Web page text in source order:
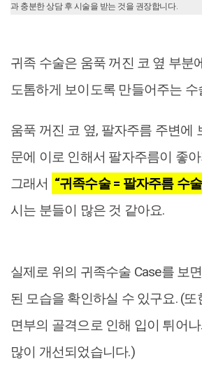
과 충분한 상담 후 시술을 받는 것을 권장합니다.
귀족 수술은 움푹 꺼진 코 옆 부분
도톰하게 보이도록 만들어주는 수
움푹 꺼진 코 옆, 팔자주름 주변에
문에 이로 인해서 팔자주름이 좋
그래서 “귀족수술 = 팔자주름 수
시는 분들이 많은 것 같아요.
실제로 위의 귀족수술 Case를 보
된 모습을 확인하실 수 있구요. (또
면부의 골격으로 인해 입이 튀어
많이 개선되었습니다.)